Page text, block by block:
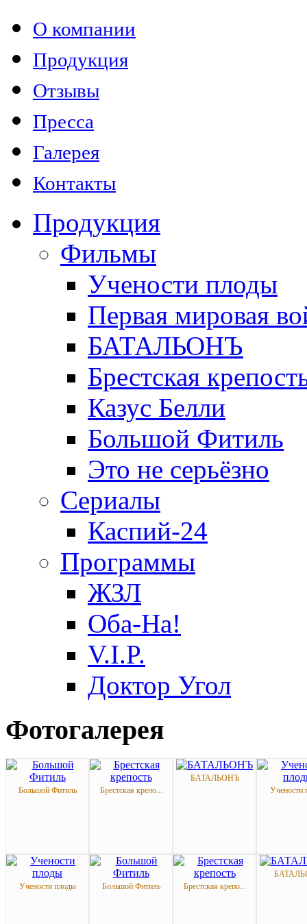
О компании
Продукция
Отзывы
Пресса
Галерея
Контакты
Продукция
Фильмы
Учености плоды
Первая мировая
БАТАЛЬОНЪ
Брестская
Казус Белли
Большой Фитиль
Это не серьёзно
Сериалы
Каспий-24
Программы
ЖЗЛ
Оба-На!
V.I.P.
Доктор Угол
Фотогалерея
Большой Фитиль Брестская крепо...
БАТАЛЬОНЪ
Учености
Учености плоды Большой Фитиль Брестская крепо...